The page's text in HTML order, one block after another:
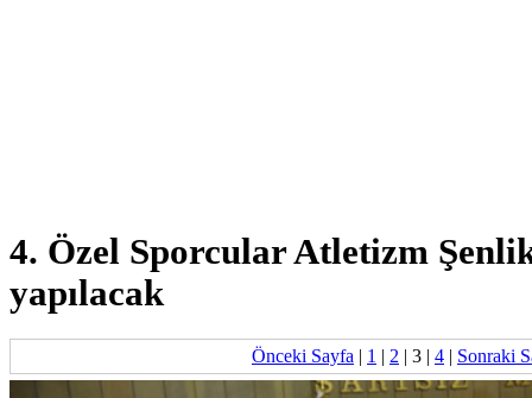
4. Özel Sporcular Atletizm
yapılacak
Önceki Sayfa | 1 | 2 | 3 | 4 | Sonraki